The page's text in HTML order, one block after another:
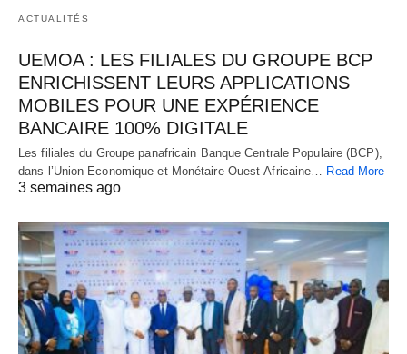
ACTUALITÉS
UEMOA : LES FILIALES DU GROUPE BCP
ENRICHISSENT LEURS APPLICATIONS
MOBILES POUR UNE EXPÉRIENCE
BANCAIRE 100% DIGITALE
Les filiales du Groupe panafricain Banque Centrale Populaire (BCP),
dans l’Union Economique et Monétaire Ouest-Africaine… Read More
3 semaines ago